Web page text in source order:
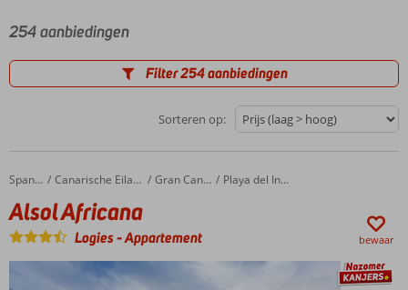
254 aanbiedingen
Filter 254 aanbiedingen
Sorteren op:
Home Spanje Canarische Eilanden Gran Canaria Playa del Ingles
Alsol Africana
Alsol Africana
Logies-Appartement bewaar